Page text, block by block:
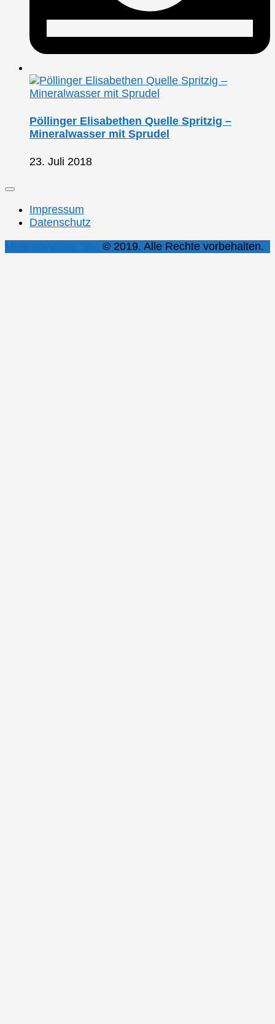
Pöllinger Elisabethen Quelle Spritzig –
Mineralwasser mit Sprudel
23. Juli 2018
Impressum
Datenschutz
© 2019. Alle Rechte vorbehalten.